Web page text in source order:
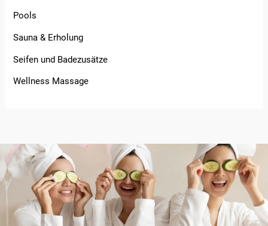
Pools
Sauna & Erholung
Seifen und Badezusätze
Wellness Massage